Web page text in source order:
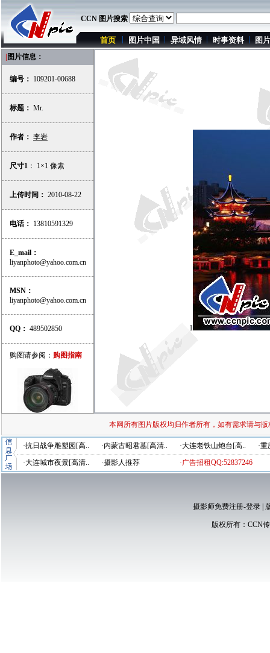
CCN 图片搜索
首页 图片中国 异域风情 时事资料 图
图片信息：
编号： 109201-00688
标题： Mr.
作者： 李岩
尺寸1 ： 1×1 像素
上传时间： 2010-08-22
电话： 13810591329
E_mail：
liyanphoto@yahoo.com.cn
MSN：
liyanphoto@yahoo.com.cn
QQ： 489502850
购图请参阅： 购图指南
1
本网所有图片版权均归作者所有，如有需求请与
·抗日战争雕塑园[高.. ·内蒙古昭君墓[高清.. ·大连老铁山炮台[高..
·
·大连城市夜景[高清..
·摄影人推荐 ·广告招租QQ:52837246
摄影师免费注册-登录|
版权所有： CCN